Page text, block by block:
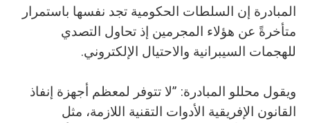
المبادرة إن السلطات الحكومية تجد نفسها باستمرار
متأخرةً عن هؤلاء المجرمين إذ تحاول التصدي
للهجمات السيبرانية والاحتيال الإلكتروني.
ويقول محللو المبادرة: ”لا تتوفر لمعظم أجهزة إنفاذ
القانون الإفريقية الأدوات التقنية اللازمة، مثل